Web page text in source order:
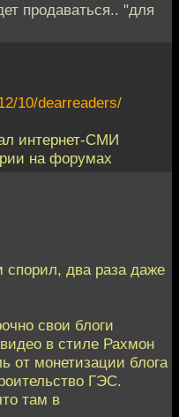
продаваться.. "для
10/dearreaders/
интернет-СМИ
на форумах
два раза даже
свои блоги
в стиле Рахмон
от монетизации блога
ГЭС.
там в